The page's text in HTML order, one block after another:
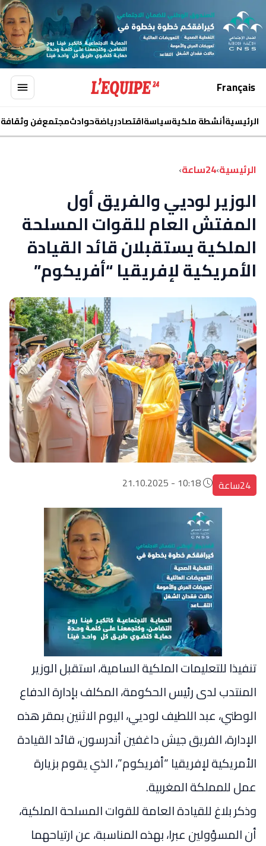
Français
الرئيسيةأنشطة ملكيةسياسةاقتصادرياضةحوادثمجتمعفن وثقافة
الرئيسية›24ساعة ›
الوزير لوديي والفريق أول
المفتش العام للقوات المسلحة
الملكية يستقبلان قائد القيادة
الأمريكية لإفريقيا “أفريكوم”
24ساعة
تنفيذا للتعليمات الملكية السامية، استقبل الوزير
المنتدب لدى رئيس الحكومة، المكلف بإدارة الدفاع
الوطني، عبد اللطيف لوديي، اليوم الاثنين بمقر هذه
الإدارة، الفريق جيش داغفين أندرسون، قائد القيادة
الأمريكية لإفريقيا “أفريكوم”، الذي يقوم بزيارة
عمل للمملكة المغربية.
وذكر بلاغ للقيادة العامة للقوات المسلحة الملكية،
أن المسؤولين عبرا، بهذه المناسبة، عن ارتياحهما